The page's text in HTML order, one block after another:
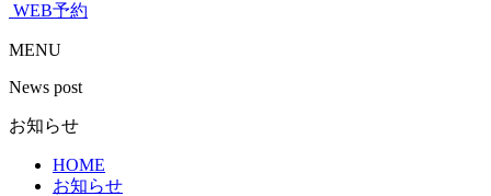
WEB予約
MENU
News post
お知らせ
HOME
お知らせ